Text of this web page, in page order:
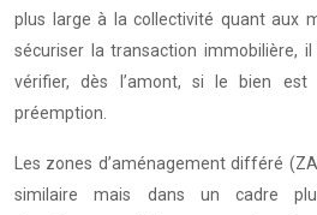
plus large à la collectivité quant aux
sécuriser la transaction immobilière,
vérifier, dès l’amont, si le bien
préemption.
Les zones d’aménagement différé
similaire mais dans un cadre